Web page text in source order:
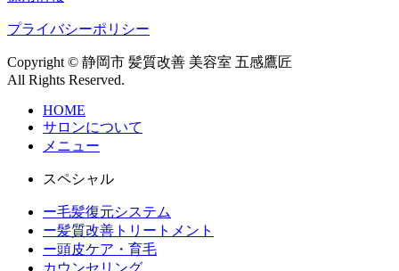
プライバシーポリシー
Copyright © 静岡市 髪質改善 美容室 五感鷹匠
All Rights Reserved.
HOME
サロンについて
メニュー
スペシャル
ー毛髪復元システム
ー髪質改善トリートメント
ー頭皮ケア・育毛
カウンセリング